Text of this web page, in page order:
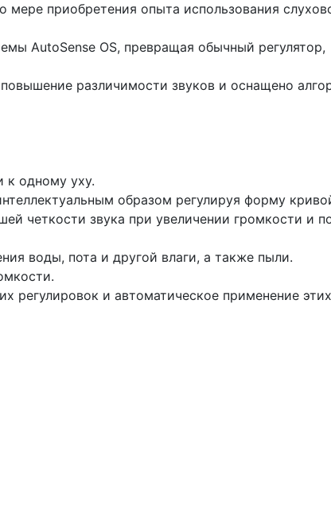
мере приобретения опыта использования
AutoSense OS, превращая обычный регулятор,
различимости звуков и оснащено
к одному уху.
образом регулируя форму
четкости звука при увеличении громкости и
воды, пота и другой влаги, а также пыли.
регулировок и автоматическое применение